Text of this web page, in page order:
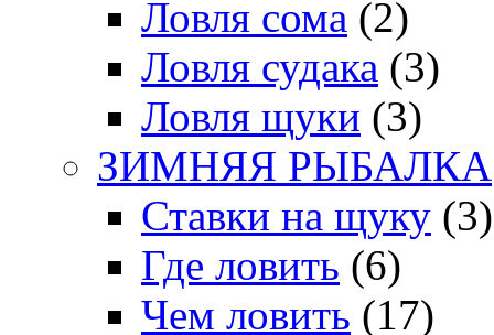
Ловля сома (2)
Ловля судака (3)
Ловля щуки (3)
ЗИМНЯЯ РЫБАЛКА
Ставки на щуку (3)
Где ловить (6)
Чем ловить (17)